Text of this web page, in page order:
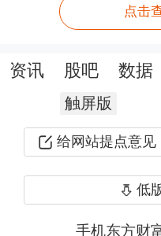
现在开户享五档
作者：财智星
点击
资讯 股吧 数据
触屏版
给网站提点意见
低
手机东方财